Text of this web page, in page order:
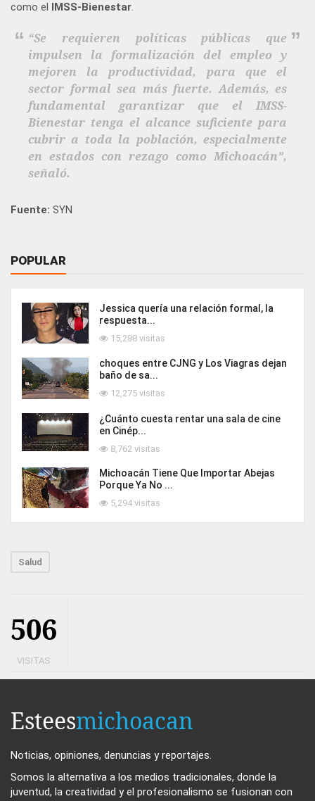
como el
IMSS-Bienestar.
“Se requieren políticas públicas que
impulsen la formalización del empleo y
mejoren la productividad, para que el
sector formal sea más fuerte. Además, es
fundamental garantizar que el IMSS-
Bienestar tenga el alcance suficiente para
cubrir a toda la población, especialmente
en estados con rezago como Michoacán”,
señaló.
Fuente: SYN
POPULAR
Jessica quería una relación formal, la
respuesta...
15,288 visitas
choques entre CJNG y Los Viagras dejan
baño de sa...
12,275 visitas
¿Cuánto cuesta rentar una sala de cine
en Cinép...
8,762 visitas
Michoacán Tiene Que Importar Abejas
Porque Ya No ...
5,294 visitas
Salud
506
VISITAS
Esteesmichoacan
Noticias, opiniones, denuncias y reportajes.
Somos la alternativa a los medios tradicionales, donde la
juventud, la creatividad y el profesionalismo se fusionan con